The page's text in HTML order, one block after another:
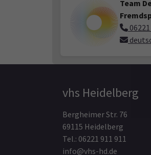
Team
vhs Heidelberg
Bergheimer Str. 76
69115 Heidelberg
Tel.: 06221 911 911
info@vhs-hd.de